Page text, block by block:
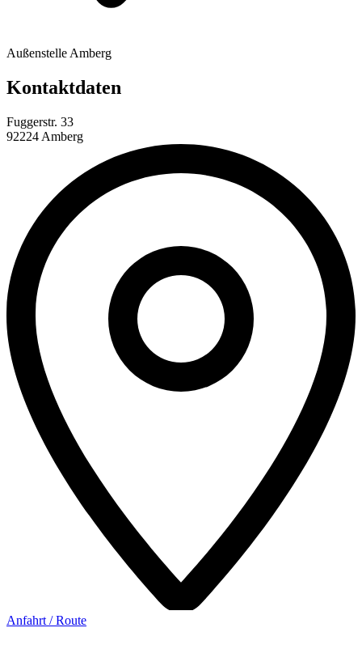
Außenstelle Amberg
Kontaktdaten
Fuggerstr. 33
92224 Amberg
Anfahrt / Route